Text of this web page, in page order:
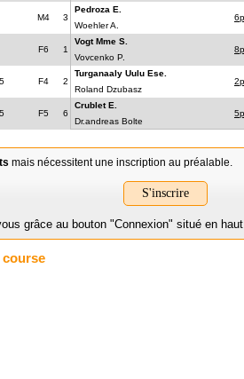
M4 3
Pedroza E.
Woehler A.
F6 1
Vogt Mme S.
Vovcenko P.
F4 2
Turganaaly Uulu Ese.
Roland Dzubasz
F5 6
Crublet E.
Dr.andreas Bolte
mais nécessitent une inscription au préalable.
S'inscrire
grâce au bouton "Connexion" situé en
course